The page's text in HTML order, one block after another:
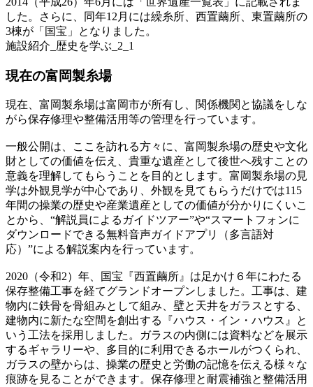
した。さらに、同年12月には繰糸所、西置繭所、東置繭所の
3棟が「国宝」となりました。
施設紹介_歴史を学ぶ_2_1
現在の富岡製糸場
現在、富岡製糸場は富岡市が所有し、関係機関と協議をしな
がら保存修理や整備活用等の管理を行っています。
一般公開は、ここを訪れる方々に、富岡製糸場の歴史や文化
財としての価値を伝え、貴重な遺産として後世へ残すことの
意義を理解してもらうことを目的とします。富岡製糸場の見
学は外観見学が中心であり、外観を見てもらうだけでは115
年間の操業の歴史や産業遺産としての価値が分かりにくいこ
とから、“解説員によるガイドツアー”や“スマートフォンに
ダウンロードできる無料音声ガイドアプリ（多言語対
応）”による解説案内を行っています。
2020（令和2）年、国宝『西置繭所』は足かけ６年にわたる
保存整備工事を経てグランドオープンしました。工事は、建
物内に鉄骨を骨組みとして組み、壁と天井をガラスとする、
建物内に新たな空間を創出する『ハウス・イン・ハウス』と
いう工法を採用しました。ガラスの内側には資料などを展示
するギャラリーや、多目的に利用できるホールがつくられ、
ガラスの壁からは、操業の歴史と労働の記憶を伝える様々な
痕跡を見ることができます。保存修理と耐震補強と整備活用